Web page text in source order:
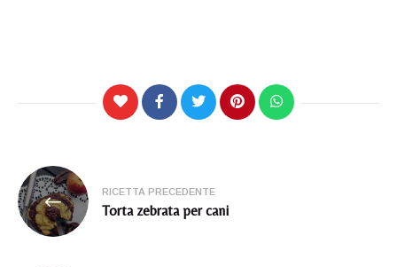
Navigazione
articoli
RICETTA PRECEDENTE
Torta zebrata per cani